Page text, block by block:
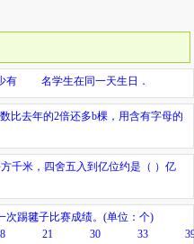
有 名学生在同一天生日．
比去年的2倍还多b棵，用含有字母的
方千米，四舍五入到亿位约是（ ）亿
次踢毽子比赛成绩。(单位：个)
21 30 33